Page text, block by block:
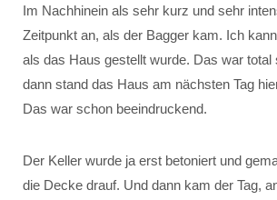
Im Nachhinein als sehr kurz und sehr
Zeitpunkt an, als der Bagger kam. Ich
als das Haus gestellt wurde. Das war total
dann stand das Haus am nächsten Tag
Das war schon beeindruckend.
Der Keller wurde ja erst betoniert und
die Decke drauf. Und dann kam der Tag,